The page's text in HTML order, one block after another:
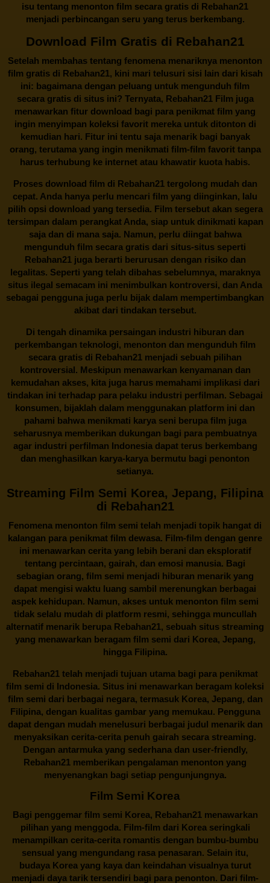
isu tentang menonton film secara gratis di Rebahan21
menjadi perbincangan seru yang terus berkembang.
Download Film Gratis di Rebahan21
Setelah membahas tentang fenomena menariknya menonton
film gratis di Rebahan21, kini mari telusuri sisi lain dari kisah
ini: bagaimana dengan peluang untuk mengunduh film
secara gratis di situs ini? Ternyata, Rebahan21 Film juga
menawarkan fitur download bagi para penikmat film yang
ingin menyimpan koleksi favorit mereka untuk ditonton di
kemudian hari. Fitur ini tentu saja menarik bagi banyak
orang, terutama yang ingin menikmati film-film favorit tanpa
harus terhubung ke internet atau khawatir kuota habis.
Proses download film di Rebahan21tergolong mudah dan
cepat. Anda hanya perlu mencari film yang diinginkan, lalu
pilih opsi download yang tersedia. Film tersebut akan segera
tersimpan dalam perangkat Anda, siap untuk dinikmati kapan
saja dan di mana saja. Namun, perlu diingat bahwa
mengunduh film secara gratis dari situs-situs seperti
Rebahan21 juga berarti berurusan dengan risiko dan
legalitas. Seperti yang telah dibahas sebelumnya, maraknya
situs ilegal semacam ini menimbulkan kontroversi, dan Anda
sebagai pengguna juga perlu bijak dalam mempertimbangkan
akibat dari tindakan tersebut.
Di tengah dinamika persaingan industri hiburan dan
perkembangan teknologi, menonton dan mengunduh film
secara gratis di Rebahan21 menjadi sebuah pilihan
kontroversial. Meskipun menawarkan kenyamanan dan
kemudahan akses, kita juga harus memahami implikasi dari
tindakan ini terhadap para pelaku industri perfilman. Sebagai
konsumen, bijaklah dalam menggunakan platform ini dan
pahami bahwa menikmati karya seni berupa film juga
seharusnya memberikan dukungan bagi para pembuatnya
agar industri perfilman Indonesia dapat terus berkembang
dan menghasilkan karya-karya bermutu bagi penonton
setianya.
Streaming Film Semi Korea, Jepang, Filipina
di Rebahan21
Fenomena menonton film semi telah menjadi topik hangat di
kalangan para penikmat film dewasa. Film-film dengan genre
ini menawarkan cerita yang lebih berani dan eksploratif
tentang percintaan, gairah, dan emosi manusia. Bagi
sebagian orang, film semi menjadi hiburan menarik yang
dapat mengisi waktu luang sambil merenungkan berbagai
aspek kehidupan. Namun, akses untuk menonton film semi
tidak selalu mudah di platform resmi, sehingga muncullah
alternatif menarik berupa Rebahan21, sebuah situs streaming
yang menawarkan beragam film semi dari Korea, Jepang,
hingga Filipina.
Rebahan21telah menjadi tujuan utama bagi para penikmat
film semi di Indonesia. Situs ini menawarkan beragam koleksi
film semi dari berbagai negara, termasuk Korea, Jepang, dan
Filipina, dengan kualitas gambar yang memukau. Pengguna
dapat dengan mudah menelusuri berbagai judul menarik dan
menyaksikan cerita-cerita penuh gairah secara streaming.
Dengan antarmuka yang sederhana dan user-friendly,
Rebahan21 memberikan pengalaman menonton yang
menyenangkan bagi setiap pengunjungnya.
Film Semi Korea
Bagi penggemar film semi Korea, Rebahan21menawarkan
pilihan yang menggoda. Film-film dari Korea seringkali
menampilkan cerita-cerita romantis dengan bumbu-bumbu
sensual yang mengundang rasa penasaran. Selain itu,
budaya Korea yang kaya dan keindahan visualnya turut
menjadi daya tarik tersendiri bagi para penonton. Dari film-